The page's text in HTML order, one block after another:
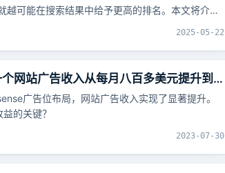
越可能在搜索结果中给予更高的排名。本文将介绍
站权重与主题权威性的关系、提高网站整体权重
面提升网站权重的方法、外部链接建设提升权
2025-05-22
网站广告收入从每月八百多美元提升到
广告位布局，网站广告收入实现了显著提升。
的关键？
2023-07-30